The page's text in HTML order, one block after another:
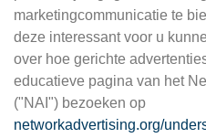
marketingcommunicatie te
deze interessant voor u
over hoe gerichte
educatieve pagina van het
("NAI") bezoeken op
networkadvertising.org/